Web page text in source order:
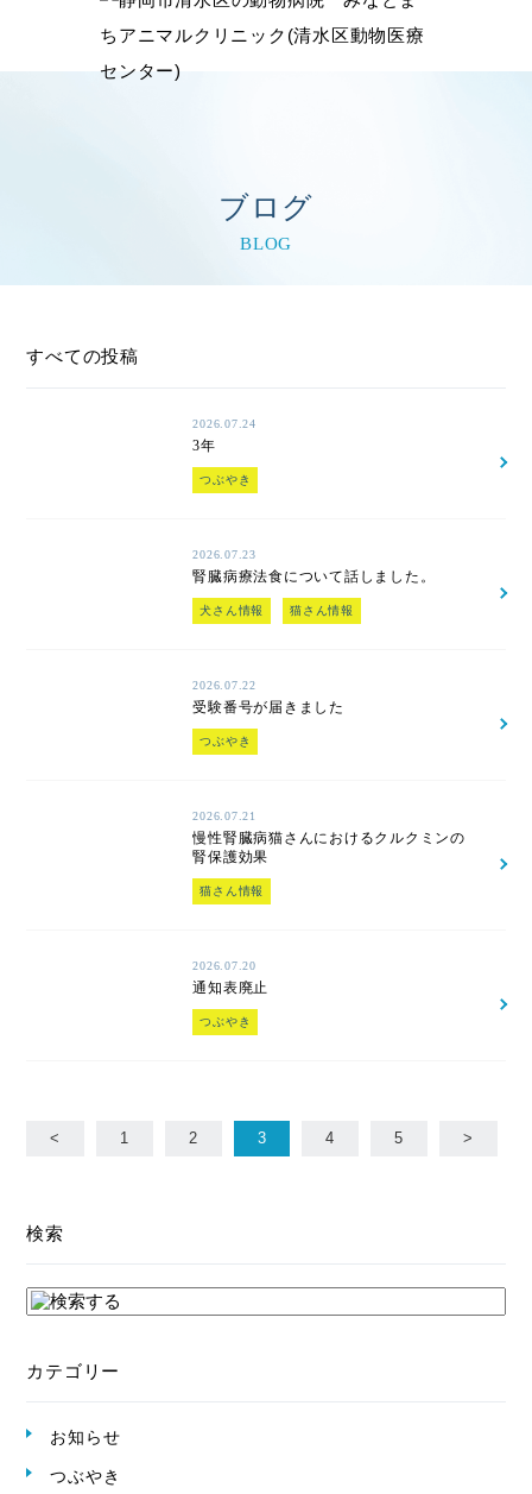
ブログ
BLOG
検索
カテゴリー
お知らせ
つぶやき
すべての投稿
2026.07.24
3年
つぶやき
2026.07.23
腎臓病療法食について話しました。
犬さん情報 猫さん情報
2026.07.22
受験番号が届きました
つぶやき
2026.07.21
慢性腎臓病猫さんにおけるクルクミンの
腎保護効果
猫さん情報
2026.07.20
通知表廃止
つぶやき
< 1 2 3 4 5 >